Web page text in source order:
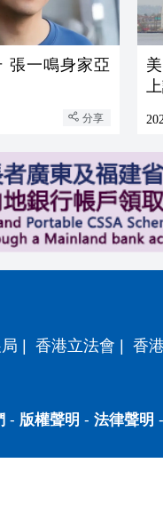
張一鳴身家亞
分享
香港立法會 香
- 版權聲明 - 法律聲明 -